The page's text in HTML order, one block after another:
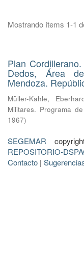
Mostrando ítems 1-1
Plan
Dedos, Área
Mendoza.
Müller-Kahle,
Militares. Programa
1967)
SEGEMAR
REPOSITORIO-
Contacto |